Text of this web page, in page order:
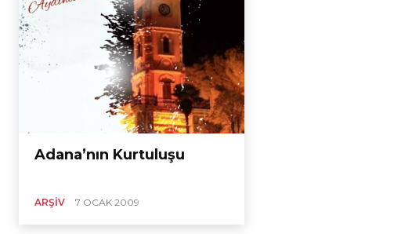
Adana’nın Kurtuluşu
ARŞIV 7 OCAK 2009